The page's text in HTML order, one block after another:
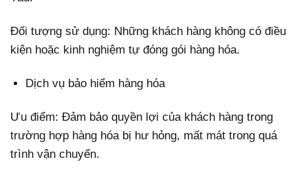
Đối tượng sử dụng: Những khách hàng không có điều
kiện hoặc kinh nghiệm tự đóng gói hàng hóa.
Dịch vụ bảo hiểm hàng hóa
Ưu điểm: Đảm bảo quyền lợi của khách hàng trong
trường hợp hàng hóa bị hư hỏng, mất mát trong quá
trình vận chuyển.